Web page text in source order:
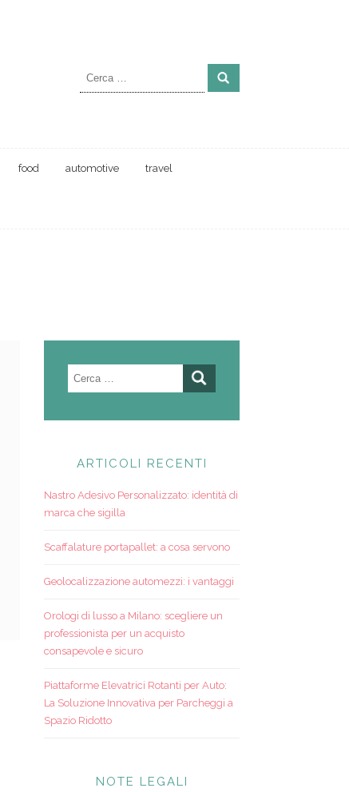
Ricerca
per:
food automotive travel
Ricerca
ARTICOLI RECENTI
Nastro Adesivo Personalizzato: identità di
marca che sigilla
Scaffalature portapallet: a cosa servono
Geolocalizzazione automezzi: i vantaggi
Orologi di lusso a Milano: scegliere un
professionista per un acquisto
consapevole e sicuro
Piattaforme Elevatrici Rotanti per Auto:
La Soluzione Innovativa per Parcheggi a
Spazio Ridotto
NOTE LEGALI